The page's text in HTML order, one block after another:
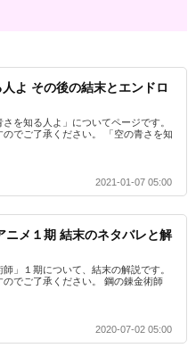
よ その後の結末とエンドロ
を知る人よ」についてページです。
のでご了承ください。 「空の青さを知
2021-01-07 05:00
ニメ１期 結末のネタバレと解
」１期について、結末の解説です。
のでご了承ください。 鋼の錬金術師
2020-07-02 05:00